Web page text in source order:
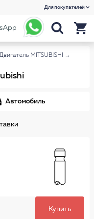
Для покупателей
MITSUBISHI
→
Автомобиль
Купить